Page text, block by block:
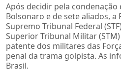
Após decidir pela condenação
Bolsonaro e de sete aliados, a
Supremo Tribunal Federal
Superior Tribunal Militar
patente dos militares das
penal da trama golpista. As
Brasil.